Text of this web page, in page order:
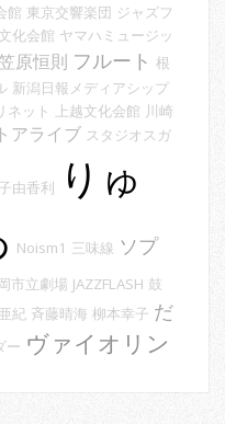
館 東京交響楽団 ジャズフ
化会館 ヤマハミュージッ
笠原恒則 フルート 根
新潟日報メディアシップ
ネット 上越文化会館 川崎
アライブ スタジオスガ
由香利
りゅ
Noism1 三味線 ソプ
市立劇場 JAZZFLASH 鼓
紀 斉藤晴海 柳本幸子 だ
ー ヴァイオリン